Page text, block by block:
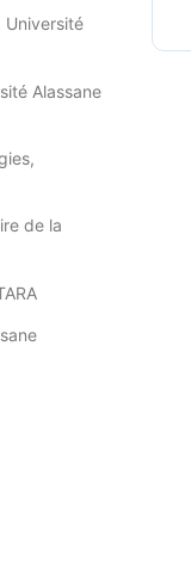
Université
Alassane
de la